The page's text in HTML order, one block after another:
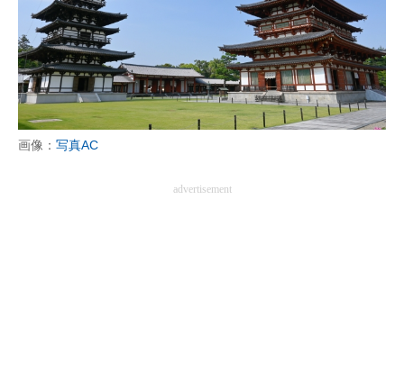
ビジネスと働き方のヒント
AI活用のいまが分かる
企業ITのトレンドを詳説
画像： 写真AC
advertisement